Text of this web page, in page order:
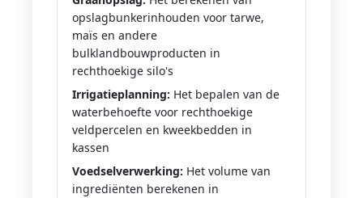
opslagbunkerinhouden voor tarwe,
maïs en andere
bulklandbouwproducten in
rechthoekige silo's
Irrigatieplanning: Het bepalen van de
waterbehoefte voor rechthoekige
veldpercelen en kweekbedden in
kassen
Voedselverwerking: Het volume van
ingrediënten berekenen in